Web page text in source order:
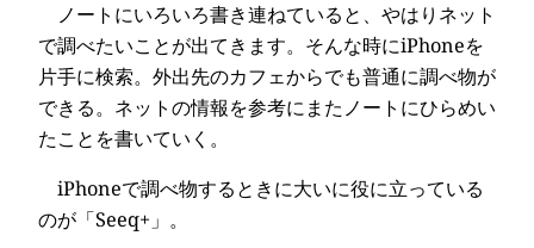
ノートにいろいろ書き連ねていると、やはりネット
で調べたいことが出てきます。そんな時にiPhoneを
片手に検索。外出先のカフェからでも普通に調べ物が
できる。ネットの情報を参考にまたノートにひらめい
たことを書いていく。
iPhoneで調べ物するときに大いに役に立っている
のが「Seeq+」。